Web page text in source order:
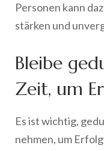
Personen kann
stärken und
Bleibe
Zeit, um
Es ist wichtig,
nehmen, um